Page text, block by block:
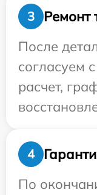
3
Ремонт
После
согласуем
расчет,
4
По